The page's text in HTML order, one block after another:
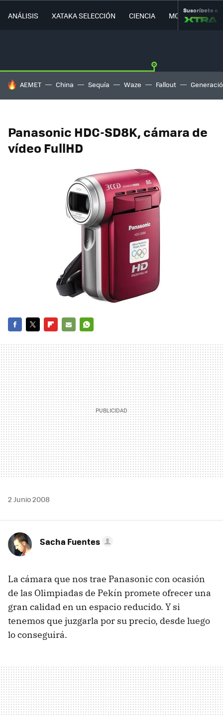
ANÁLISIS XATAKA SELECCIÓN CIENCIA MOVILIDAD
Suscríbete a
HOY SE HABLA DE
AEMET China Sequía Waze Fallout
Panasonic HDC-SD8K, cámara de
vídeo FullHD
MAIL
2 Junio 2008
Sacha Fuentes
La cámara que nos trae Panasonic con ocasión
de las Olimpiadas de Pekín promete ofrecer una
gran calidad en un espacio reducido. Y si
tenemos que juzgarla por su precio, desde luego
lo conseguirá.